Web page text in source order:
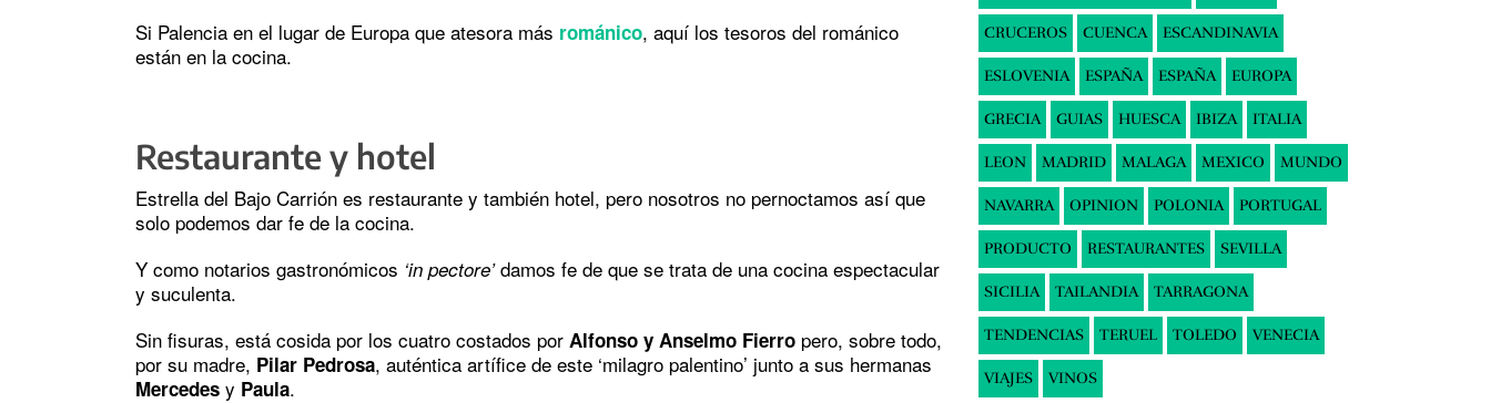
Si Palencia en el lugar de Europa que atesora más románico, aquí los tesoros del románico
están en la cocina.
Restaurante y hotel
Estrella del Bajo Carrión es restaurante y también hotel, pero nosotros no pernoctamos así que
solo podemos dar fe de la cocina.
Y como notarios gastronómicos ‘in pectore’damos fe de que se trata de una cocina espectacular
y suculenta.
Sin fisuras, está cosida por los cuatro costados por Alfonso y Anselmo Fierro pero, sobre todo,
por su madre, Pilar Pedrosa, auténtica artífice de este ‘milagro palentino’ junto a sus hermanas
Mercedes y Paula.
CRUCEROS CUENCA ESCANDINAVIA
ESLOVENIA ESPAÑA ESPAÑA EUROPA
GRECIA GUIAS HUESCA IBIZA ITALIA
LEON MADRID MALAGA MEXICO MUNDO
NAVARRA OPINION POLONIA PORTUGAL
PRODUCTO RESTAURANTES SEVILLA
SICILIA TAILANDIA TARRAGONA
TENDENCIAS TERUEL TOLEDO VENECIA
VIAJES VINOS